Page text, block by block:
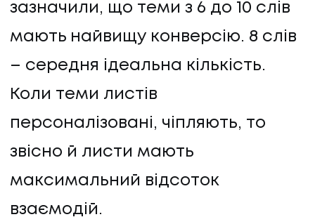
зазначили, що теми з 6 до 10 слів
мають найвищу конверсію. 8 слів
– середня ідеальна кількість.
Коли теми листів
персоналізовані, чіпляють, то
звісно й листи мають
максимальний відсоток
взаємодій.